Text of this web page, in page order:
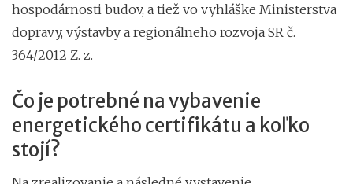
hospodárnosti budov, a tiež vo vyhláške Ministerstva
dopravy, výstavby a regionálneho rozvoja SR č.
364/2012 Z. z.
Čo je potrebné na vybavenie
energetického certifikátu a koľko
stojí?